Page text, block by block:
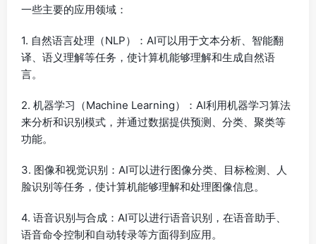
一些主要的应用领域：
1. 自然语言处理（NLP）：AI可以用于文本分析、智能翻
译、语义理解等任务，使计算机能够理解和生成自然语
言。
2. 机器学习（Machine Learning）：AI利用机器学习算法
来分析和识别模式，并通过数据提供预测、分类、聚类等
功能。
3. 图像和视觉识别：AI可以进行图像分类、目标检测、人
脸识别等任务，使计算机能够理解和处理图像信息。
4. 语音识别与合成：AI可以进行语音识别，在语音助手、
语音命令控制和自动转录等方面得到应用。